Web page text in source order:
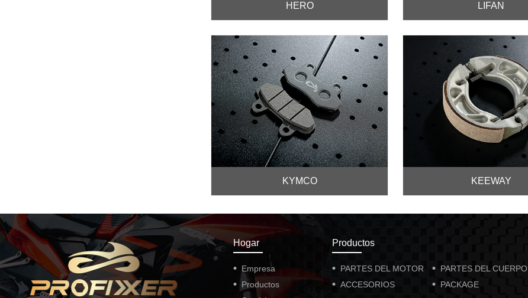
HERO LIFAN
KYMCO KEEWAY
Hogar
Empresa
Productos
Productos
PARTES DEL MOTOR
PARTES DEL CUERPO
ACCESORIOS
PACKAGE